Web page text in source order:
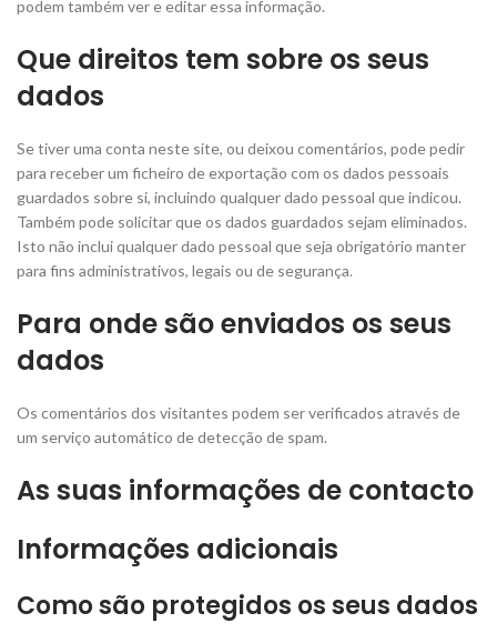
podem também ver e editar essa informação.
Que direitos tem sobre os seus
dados
Se tiver uma conta neste site, ou deixou comentários, pode pedir
para receber um ficheiro de exportação com os dados pessoais
guardados sobre si, incluindo qualquer dado pessoal que indicou.
Também pode solicitar que os dados guardados sejam eliminados.
Isto não inclui qualquer dado pessoal que seja obrigatório manter
para fins administrativos, legais ou de segurança.
Para onde são enviados os seus
dados
Os comentários dos visitantes podem ser verificados através de
um serviço automático de detecção de spam.
As suas informações de contacto
Informações adicionais
Como são protegidos os seus dados